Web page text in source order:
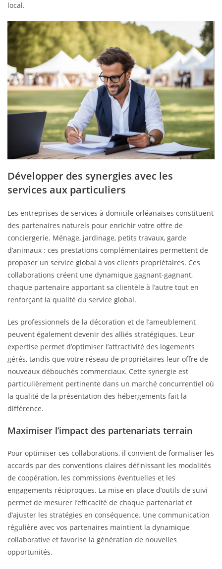
local.
Développer des synergies avec les
services aux particuliers
Les entreprises de services à domicile orléanaises constituent
des partenaires naturels pour enrichir votre offre de
conciergerie. Ménage, jardinage, petits travaux, garde
d’animaux : ces prestations complémentaires permettent de
proposer un service global à vos clients propriétaires. Ces
collaborations créent une dynamique gagnant-gagnant,
chaque partenaire apportant sa clientèle à l’autre tout en
renforçant la qualité du service global.
Les professionnels de la décoration et de l’ameublement
peuvent également devenir des alliés stratégiques. Leur
expertise permet d’optimiser l’attractivité des logements
gérés, tandis que votre réseau de propriétaires leur offre de
nouveaux débouchés commerciaux. Cette synergie est
particulièrement pertinente dans un marché concurrentiel où
la qualité de la présentation des hébergements fait la
différence.
Maximiser l’impact des partenariats terrain
Pour optimiser ces collaborations, il convient de formaliser les
accords par des conventions claires définissant les modalités
de coopération, les commissions éventuelles et les
engagements réciproques. La mise en place d’outils de suivi
permet de mesurer l’efficacité de chaque partenariat et
d’ajuster les stratégies en conséquence. Une communication
régulière avec vos partenaires maintient la dynamique
collaborative et favorise la génération de nouvelles
opportunités.